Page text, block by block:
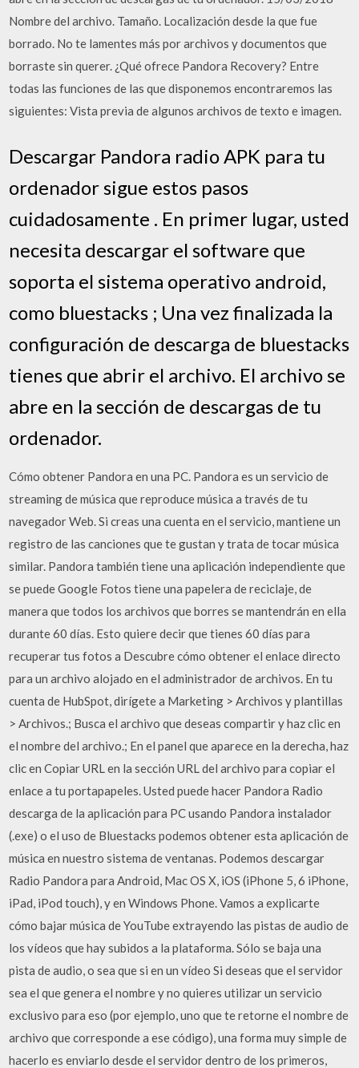
Nombre del archivo. Tamaño. Localización desde la que fue
borrado. No te lamentes más por archivos y documentos que
borraste sin querer. ¿Qué ofrece Pandora Recovery? Entre
todas las funciones de las que disponemos encontraremos las
siguientes: Vista previa de algunos archivos de texto e imagen.
Descargar Pandora radio APK para tu
ordenador sigue estos pasos
cuidadosamente . En primer lugar, usted
necesita descargar el software que
soporta el sistema operativo android,
como bluestacks ; Una vez finalizada la
configuración de descarga de bluestacks
tienes que abrir el archivo. El archivo se
abre en la sección de descargas de tu
ordenador.
Cómo obtener Pandora en una PC. Pandora es un servicio de
streaming de música que reproduce música a través de tu
navegador Web. Si creas una cuenta en el servicio, mantiene un
registro de las canciones que te gustan y trata de tocar música
similar. Pandora también tiene una aplicación independiente que
se puede Google Fotos tiene una papelera de reciclaje, de
manera que todos los archivos que borres se mantendrán en ella
durante 60 días. Esto quiere decir que tienes 60 días para
recuperar tus fotos a Descubre cómo obtener el enlace directo
para un archivo alojado en el administrador de archivos. En tu
cuenta de HubSpot, dirígete a Marketing > Archivos y plantillas
> Archivos.; Busca el archivo que deseas compartir y haz clic en
el nombre del archivo.; En el panel que aparece en la derecha, haz
clic en Copiar URL en la sección URL del archivo para copiar el
enlace a tu portapapeles. Usted puede hacer Pandora Radio
descarga de la aplicación para PC usando Pandora instalador
(.exe) o el uso de Bluestacks podemos obtener esta aplicación de
música en nuestro sistema de ventanas. Podemos descargar
Radio Pandora para Android, Mac OS X, iOS (iPhone 5, 6 iPhone,
iPad, iPod touch), y en Windows Phone. Vamos a explicarte
cómo bajar música de YouTube extrayendo las pistas de audio de
los vídeos que hay subidos a la plataforma. Sólo se baja una
pista de audio, o sea que si en un vídeo Si deseas que el servidor
sea el que genera el nombre y no quieres utilizar un servicio
exclusivo para eso (por ejemplo, uno que te retorne el nombre de
archivo que corresponde a ese código), una forma muy simple de
hacerlo es enviarlo desde el servidor dentro de los primeros,